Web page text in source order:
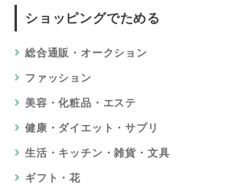
ショッピングでためる
総合通販・オークション
ファッション
美容・化粧品・エステ
健康・ダイエット・サプリ
生活・キッチン・雑貨・文具
ギフト・花